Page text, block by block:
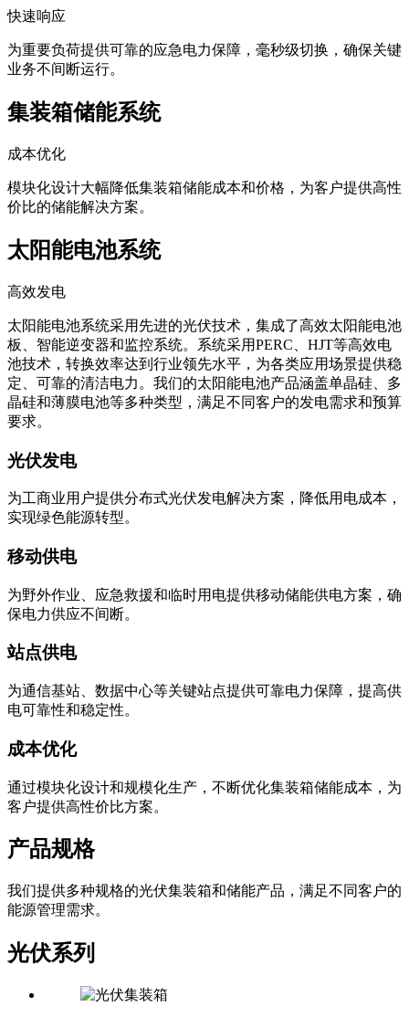
快速响应
为重要负荷提供可靠的应急电力保障，毫秒级切换，确保关键
业务不间断运行。
集装箱储能系统
成本优化
模块化设计大幅降低集装箱储能成本和价格，为客户提供高性
价比的储能解决方案。
太阳能电池系统
高效发电
太阳能电池系统采用先进的光伏技术，集成了高效太阳能电池
板、智能逆变器和监控系统。系统采用PERC、HJT等高效电
池技术，转换效率达到行业领先水平，为各类应用场景提供稳
定、可靠的清洁电力。我们的太阳能电池产品涵盖单晶硅、多
晶硅和薄膜电池等多种类型，满足不同客户的发电需求和预算
要求。
光伏发电
为工商业用户提供分布式光伏发电解决方案，降低用电成本，
实现绿色能源转型。
移动供电
为野外作业、应急救援和临时用电提供移动储能供电方案，确
保电力供应不间断。
站点供电
为通信基站、数据中心等关键站点提供可靠电力保障，提高供
电可靠性和稳定性。
成本优化
通过模块化设计和规模化生产，不断优化集装箱储能成本，为
客户提供高性价比方案。
产品规格
我们提供多种规格的光伏集装箱和储能产品，满足不同客户的
能源管理需求。
光伏系列